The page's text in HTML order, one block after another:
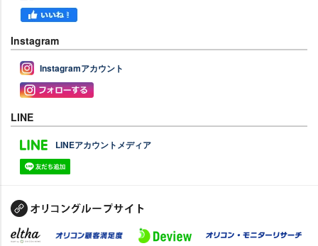
Instagram
Instagramアカウント
LINE
LINEアカウントメディア